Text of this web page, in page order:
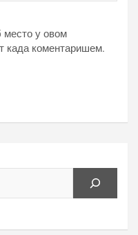
место у овом
када коментаришем.